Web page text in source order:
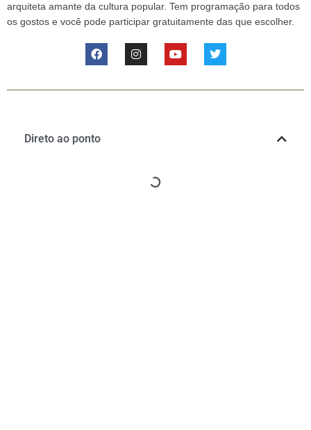
arquiteta amante da cultura popular. Tem programação para todos
os gostos e você pode participar gratuitamente das que escolher.
Direto ao ponto